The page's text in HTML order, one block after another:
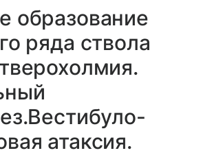
образование
ряда ствола
атаксия.